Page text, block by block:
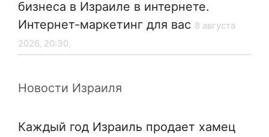
бизнеса в Израиле в интернете.
Интернет-маркетинг для вас 8 августа
2026, 20:30,
Новости Израиля
Каждый год Израиль продает хамец